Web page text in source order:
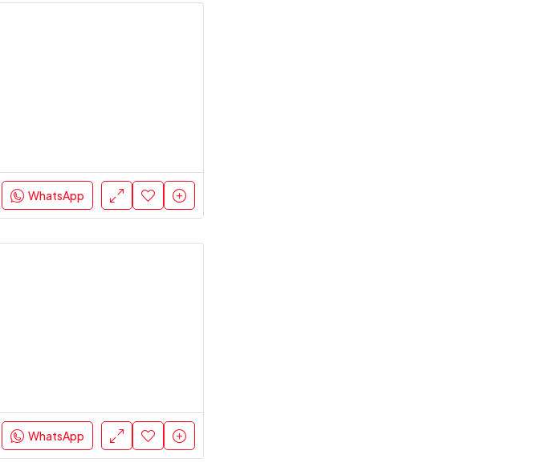
WhatsApp
WhatsApp